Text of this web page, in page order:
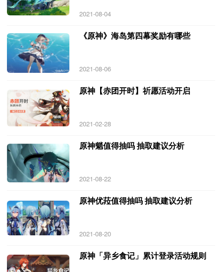
2021-08-04
《原神》海岛第四幕奖励有哪些
2021-08-06
原神【赤团开时】祈愿活动开启
2021-02-28
原神魈值得抽吗 抽取建议分析
2021-08-22
原神优菈值得抽吗 抽取建议分析
2021-08-20
原神「异乡食记」累计登录活动规则